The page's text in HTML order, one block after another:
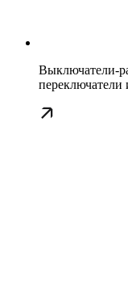
Выключатели-
переключатели